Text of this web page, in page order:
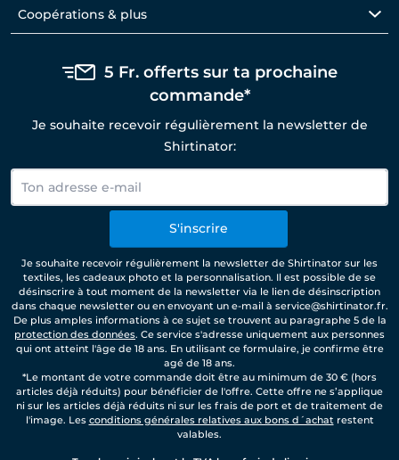
Coopérations & plus
5 Fr. offerts sur ta prochaine
commande*
Je souhaite recevoir régulièrement la newsletter de
Shirtinator:
S'inscrire
Je souhaite recevoir régulièrement la newsletter de Shirtinator sur les
textiles, les cadeaux photo et la personnalisation. Il est possible de se
désinscrire à tout moment de la newsletter via le lien de désinscription
dans chaque newsletter ou en envoyant un e-mail à service@shirtinator.fr.
De plus amples informations à ce sujet se trouvent au paragraphe 5 de la
protection des données. Ce service s'adresse uniquement aux personnes
qui ont atteint l'âge de 18 ans. En utilisant ce formulaire, je confirme être
agé de 18 ans.
*Le montant de votre commande doit être au minimum de 30 € (hors
articles déjà réduits) pour bénéficier de l'offre. Cette offre ne s’applique
ni sur les articles déjà réduits ni sur les frais de port et de traitement de
l'image. Les conditions générales relatives aux bons d´achatrestent
valables.